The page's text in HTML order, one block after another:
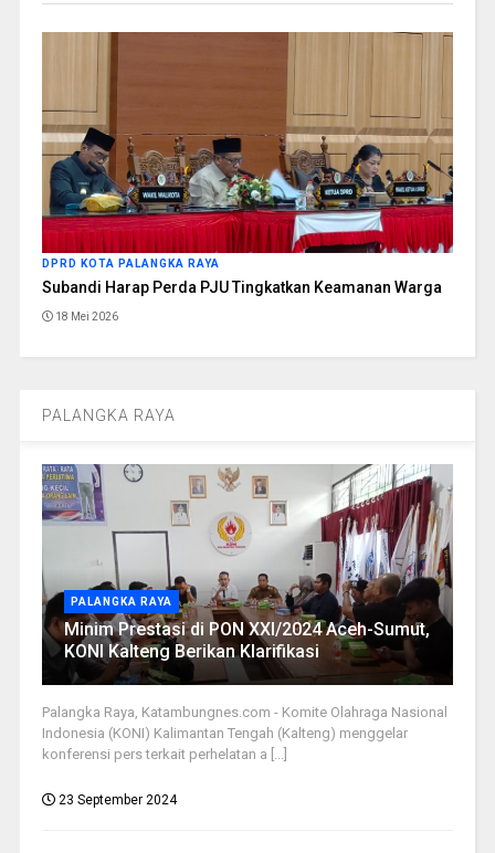
DPRD KOTA PALANGKA RAYA
Subandi Harap Perda PJU Tingkatkan Keamanan Warga
18 Mei 2026
PALANGKA RAYA
PALANGKA RAYA
Minim Prestasi di PON XXI/2024 Aceh-Sumut,
KONI Kalteng Berikan Klarifikasi
Palangka Raya, Katambungnes.com - Komite Olahraga Nasional
Indonesia (KONI) Kalimantan Tengah (Kalteng) menggelar
konferensi pers terkait perhelatan a [...]
23 September 2024